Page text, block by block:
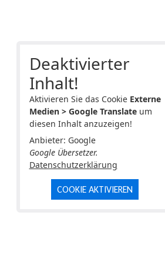
Deaktivierter
Inhalt!
Aktivieren Sie das Cookie Externe
Medien > Google Translateum
diesen Inhalt anzuzeigen!
Anbieter: Google
Google Übersetzer.
Datenschutzerklärung
COOKIE AKTIVIEREN